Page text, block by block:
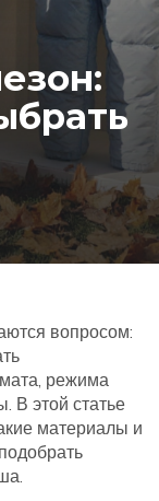
вопросом:
режима
В этой статье
материалы и